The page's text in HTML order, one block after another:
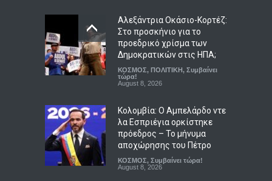
AntiNero στη Δυτική Αττική
ΠΟΛΙΤΙΚΗ,Συμβαίνει τώρα!
August 9, 2026
Πιγκουίνοι καταδιώκουν
Ναζί στην Ανταρκτική σε
μάχη κατά του ρατσισμού
LIFESTYLE, ΠΟΛΙΤΙΚΗ
August 8, 2026
Αλεξάντρια Οκάσιο-Κορτέζ:
Στο προσκήνιο για το
προεδρικό χρίσμα των
Δημοκρατικών στις ΗΠΑ;
ΚΟΣΜΟΣ, ΠΟΛΙΤΙΚΗ, Συμβαίνει
τώρα!
August 8, 2026
Κολομβία: Ο Αμπελάρδο ντε
λα Εσπριέγια ορκίστηκε
πρόεδρος – Το μήνυμα
αποχώρησης του Πέτρο
ΚΟΣΜΟΣ, Συμβαίνει τώρα!
August 8, 2026